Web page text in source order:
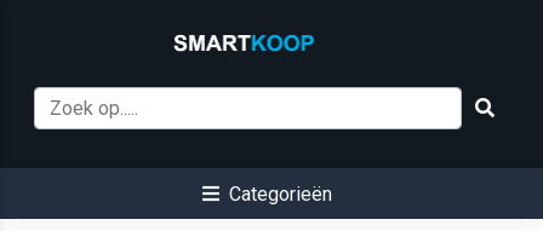
Categorieën